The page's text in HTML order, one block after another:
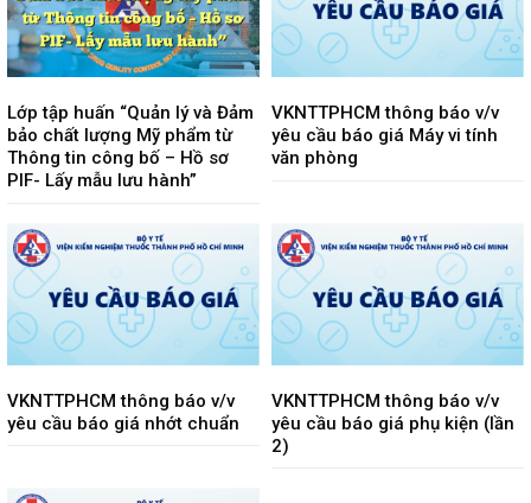
Lớp tập huấn “Quản lý và Đảm
bảo chất lượng Mỹ phẩm từ
Thông tin công bố – Hồ sơ
PIF- Lấy mẫu lưu hành”
VKNTTPHCM thông báo v/v
yêu cầu báo giá Máy vi tính
văn phòng
VKNTTPHCM thông báo v/v
yêu cầu báo giá nhớt chuẩn
VKNTTPHCM thông báo v/v
yêu cầu báo giá phụ kiện (lần
2)